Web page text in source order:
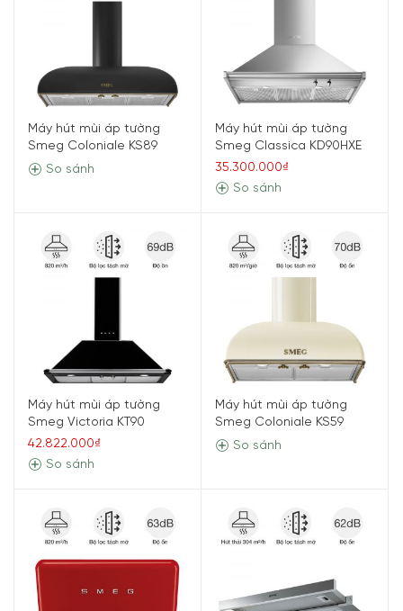
Máy hút mùi áp tường
Smeg Coloniale KS89
So sánh
Máy hút mùi áp tường
Smeg Classica KD90HXE
35.300.000₫
So sánh
Máy hút mùi áp tường
Smeg Victoria KT90
42.822.000₫
So sánh
Máy hút mùi áp tường
Smeg Coloniale KS59
So sánh